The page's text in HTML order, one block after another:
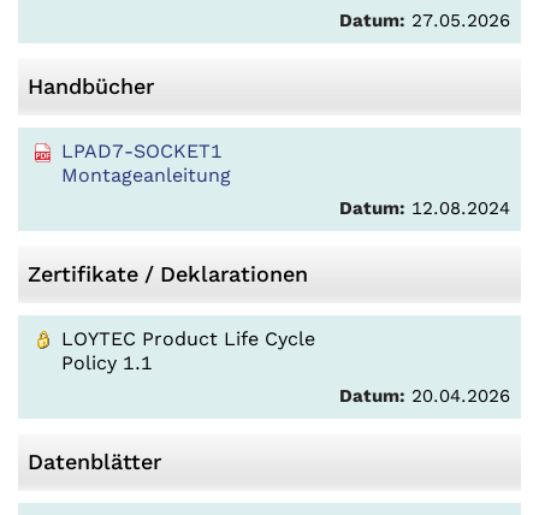
Datum: 27.05.2026
Handbücher
LPAD7-SOCKET1
Montageanleitung
Datum: 12.08.2024
Zertifikate / Deklarationen
LOYTEC Product Life Cycle
Policy 1.1
Datum: 20.04.2026
Datenblätter